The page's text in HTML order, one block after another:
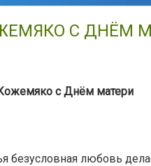
С ДНЁМ
с Днём матери
любовь